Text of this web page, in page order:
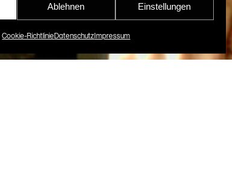
Ablehnen Einstellungen
Cookie-RichtlinieDatenschutz Impressum